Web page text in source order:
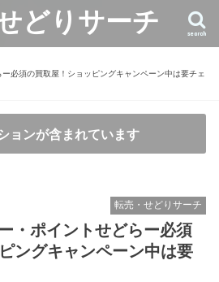
どりサーチ search
必須の買取屋！ショッピングキャンペーン中は要チェ
ョンが含まれています
転売・せどりサーチ
・ポイントせどらー必須
ングキャンペーン中は要